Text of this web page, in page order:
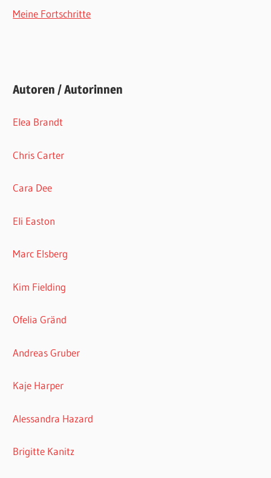
Meine Fortschritte
Autoren / Autorinnen
Elea Brandt
Chris Carter
Cara Dee
Eli Easton
Marc Elsberg
Kim Fielding
Ofelia Gränd
Andreas Gruber
Kaje Harper
Alessandra Hazard
Brigitte Kanitz